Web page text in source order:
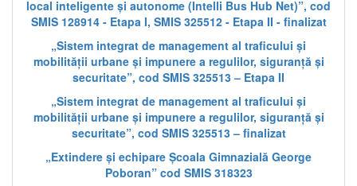
local inteligente și autonome (Intelli Bus Hub Net)”, cod
SMIS 128914 - Etapa I, SMIS 325512 - Etapa II - finalizat
„Sistem integrat de management al traficului și
mobilității urbane și impunere a regulilor, siguranță și
securitate”, cod SMIS 325513 – Etapa II
„Sistem integrat de management al traficului și
mobilității urbane și impunere a regulilor, siguranță și
securitate”, cod SMIS 325513 – finalizat
„Extindere și echipare Școala Gimnazială George
Poboran” cod SMIS 318323